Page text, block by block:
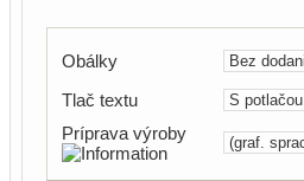
Obálky
Tlač textu
Príprava výroby